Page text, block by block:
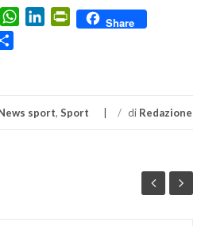
Email WhatsApp
LinkedInPrintFriendly
Share
sport, Sport / di Redazione